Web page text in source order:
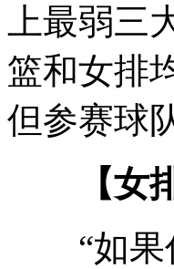
上最弱
篮和女排
但参赛球
【女
“如果你